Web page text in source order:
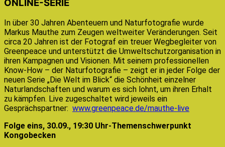
ONLINE-SERIE
In über 30 Jahren Abenteuern und Naturfotografie wurde
Markus Mauthe zum Zeugen weltweiter Veränderungen. Seit
circa 20 Jahren ist der Fotograf ein treuer Wegbegleiter von
Greenpeace und unterstützt die Umweltschutzorganisation in
ihren Kampagnen und Visionen. Mit seinem professionellen
Know-How – der Naturfotografie – zeigt er in jeder Folge der
neuen Serie „Die Welt im Blick“ die Schönheit einzelner
Naturlandschaften und warum es sich lohnt, um ihren Erhalt
zu kämpfen. Live zugeschaltet wird jeweils ein
Gesprächspartner: www.greenpeace.de/mauthe-live
Folge eins, 30.09., 19:30 Uhr-Themenschwerpunkt
Kongobecken